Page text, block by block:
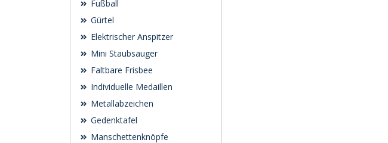
Fußball
Gürtel
Elektrischer Anspitzer
Mini Staubsauger
Faltbare Frisbee
Individuelle Medaillen
Metallabzeichen
Gedenktafel
Manschettenknöpfe